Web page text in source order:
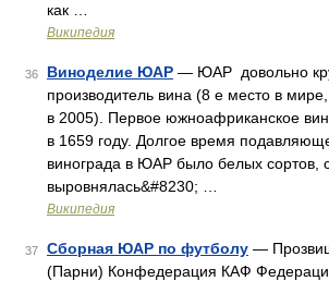
как …
Википедия
36 Виноделие ЮАР — ЮАР довольно
производитель вина (8 е место в
в 2005). Первое южноафриканское
в 1659 году. Долгое время
винограда в ЮАР было белых сортов,
выровнялась&#8230; …
Википедия
37 Сборная ЮАР по футболу —
(Парни) Конфедерация КАФ